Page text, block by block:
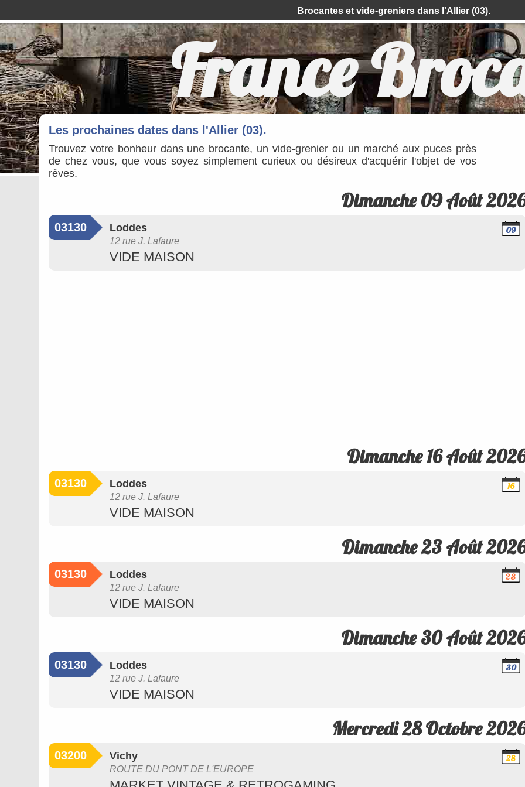
Brocantes et vide-greniers dans l'Allier (03).
France
Les prochaines dates dans l'Allier (03).
Trouvez votre bonheur dans une brocante, un vide-grenier ou un marché aux puces près
de chez vous, que vous soyez simplement curieux ou désireux d'acquérir l'objet de vos
rêves.
Dimanche 09 Août
03130 Loddes
12 rue J. Lafaure
VIDE MAISON
09
Dimanche 16 Août
03130 Loddes
12 rue J. Lafaure
VIDE MAISON
16
Dimanche 23 Août
03130 Loddes
12 rue J. Lafaure
VIDE MAISON
23
Dimanche 30 Août
03130 Loddes
12 rue J. Lafaure
VIDE MAISON
30
Mercredi 28 Octobre
03200 Vichy
ROUTE DU PONT DE L'EUROPE
28